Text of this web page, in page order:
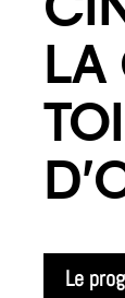
LA
Le